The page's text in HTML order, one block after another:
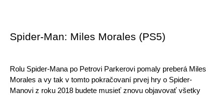
Spider-Man: Miles Morales (PS5)
Rolu Spider-Mana po Petrovi Parkerovi pomaly preberá Miles
Morales a vy tak v tomto pokračovaní prvej hry o Spider-
Manovi z roku 2018 budete musieť znovu objavovať všetky